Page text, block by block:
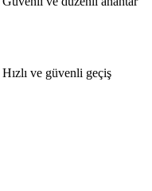
Hızlı ve güvenli geçiş